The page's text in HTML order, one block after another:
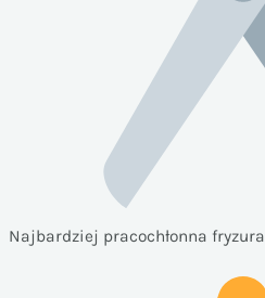
Najbardziej pracochłonna fryzura